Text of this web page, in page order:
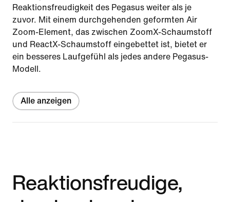
Reaktionsfreudigkeit des Pegasus weiter als je
zuvor. Mit einem durchgehenden geformten Air
Zoom-Element, das zwischen ZoomX-Schaumstoff
und ReactX-Schaumstoff eingebettet ist, bietet er
ein besseres Laufgefühl als jedes andere Pegasus-
Modell.
Alle anzeigen
Reaktionsfreudige,